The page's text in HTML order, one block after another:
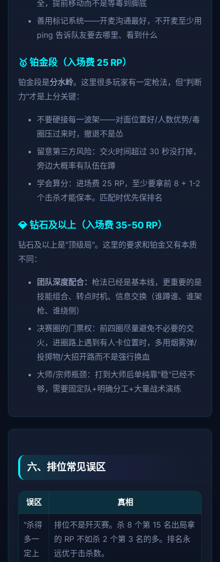
全，提前移动而不是等毒到脚底
善用标记系统——开麦沟通最好，不开麦至少用
ping 告诉队友要去哪里、看到什么
🥇 铂金段（入场费 25 RP）
铂金段是分水岭。这里很多玩家有一定枪法，但"判断
力"才是上分关键：
不要硬接每一波架——对面位置好/人数优势/毒
圈压过来时，撤退不是怂
留意第三方风险：交火时间超过 30 秒没打掉，
旁边大概率有队伍在蹲
学会算分：进场费 25 RP，至少要拿前 8 + 1-2
个击杀才能保本。匹配时优先保排名
💎 钻石及以上（入场费 35-50 RP）
钻石及以上是"顶级局"。这里的要求和铂金又有本质
不同：
团队深度配合： 枪法已经是基本线，更重要的是
技能组合、转点时机、信息交换（谁蹲谁、谁架
枪、谁绕侧）
决赛圈的门票权：前四圈尽量避免不必要的交
火，进圈路上遇到有人卡位置时，多用烟雾弹/
投掷物/大招开路而不是强行换血
大师/宗师瓶颈：打到大师后单纯靠"稳"已经不
够，需要固定队+明确分工+大量战术演练
六、排位常见误区
误区 真相
"杀得
多一
定上
排位不是歼灭赛。杀 8 个第 15 名出局拿
的 RP 不如杀 2 个第 3 名的多。排名永
远优于击杀数。